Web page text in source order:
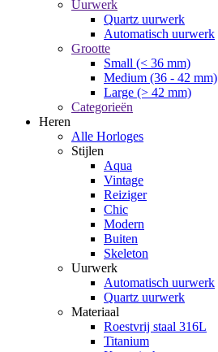
Uurwerk
Quartz uurwerk
Automatisch uurwerk
Grootte
Small (< 36 mm)
Medium (36 - 42 mm)
Large (> 42 mm)
Categorieën
Heren
Alle Horloges
Stijlen
Aqua
Vintage
Reiziger
Chic
Modern
Buiten
Skeleton
Uurwerk
Automatisch uurwerk
Quartz uurwerk
Materiaal
Roestvrij staal 316L
Titanium